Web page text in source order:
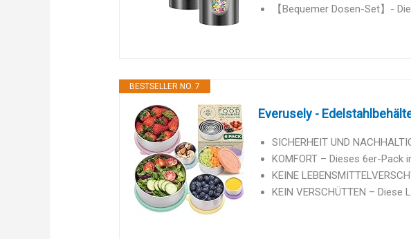
【Bequemer Dosen-Set】-
BESTSELLER NO. 7
Everusely -
SICHERHEIT UND
KOMFORT – Dieses 6er-
KEINE
KEIN VERSCHÜTTEN –